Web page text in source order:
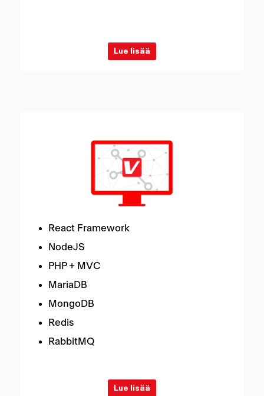
Lue lisää
React Framework
NodeJS
PHP + MVC
MariaDB
MongoDB
Redis
RabbitMQ
Lue lisää